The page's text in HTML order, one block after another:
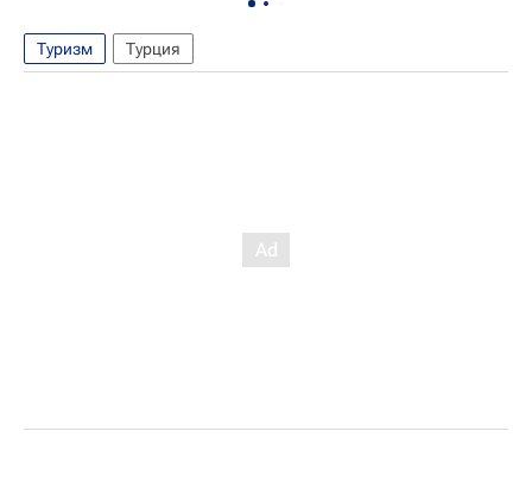
Туризм Турция